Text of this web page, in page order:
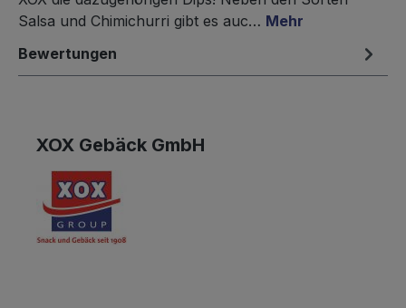
Salsa und Chimichurri gibt es auc… Mehr
Bewertungen
XOX Gebäck GmbH